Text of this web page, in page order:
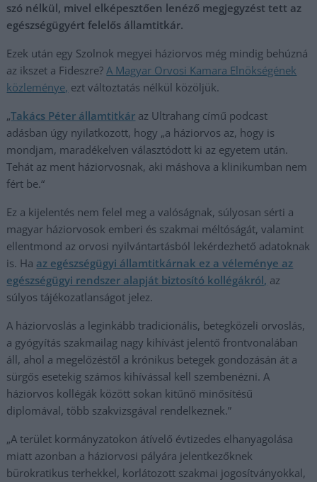
szó nélkül, mivel elképesztően lenéző megjegyzést tett az
egészségügyért felelős államtitkár.
Ezek után egy Szolnok megyei háziorvos még mindig behúzná
az ikszet a Fideszre?A Magyar Orvosi Kamara Elnökségének
közleménye, ezt változtatás nélkül közöljük.
„Takács Péter államtitkár az Ultrahang című podcast
adásban úgy nyilatkozott, hogy „a háziorvos az, hogy is
mondjam, maradékelven választódott ki az egyetem után.
Tehát az ment háziorvosnak, aki máshova a klinikumban nem
fért be.“
Ez a kijelentés nem felel meg a valóságnak, súlyosan sérti a
magyar háziorvosok emberi és szakmai méltóságát, valamint
ellentmond az orvosi nyilvántartásból lekérdezhető adatoknak
is. Ha az egészségügyi államtitkárnak ez a véleménye az
egészségügyi rendszer alapját biztosító kollégákról, az
súlyos tájékozatlanságot jelez.
A háziorvoslás a leginkább tradicionális, betegközeli orvoslás,
a gyógyítás szakmailag nagy kihívást jelentő frontvonalában
áll, ahol a megelőzéstől a krónikus betegek gondozásán át a
sürgős esetekig számos kihívással kell szembenézni. A
háziorvos kollégák között sokan kitűnő minősítésű
diplomával, több szakvizsgával rendelkeznek.”
„A terület kormányzatokon átívelő évtizedes elhanyagolása
miatt azonban a háziorvosi pályára jelentkezőknek
bürokratikus terhekkel, korlátozott szakmai jogosítványokkal,